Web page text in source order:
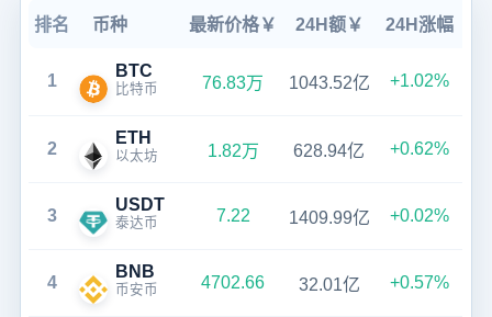
排名 币种 最新价格￥ 24H额￥ 24H涨幅
1
BTC
比特币 76.83万 1043.52亿 +1.02%
2
ETH
以太坊 1.82万 628.94亿 +0.62%
3
USDT
泰达币 7.22 1409.99亿 +0.02%
4
BNB
币安币 4702.66 32.01亿 +0.57%